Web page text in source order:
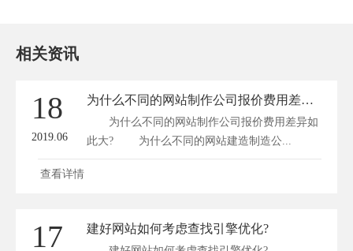
相关资讯
18
2019.06
为什么不同的网站制作公司报价费用差异如此大?
为什么不同的网站制作公司报价费用差异如
此大? 为什么不同的网站建造制造公...
查看详情
17 建好网站如何考虑查找引擎优化?